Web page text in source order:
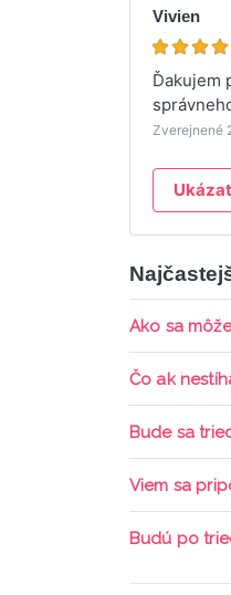
Vivien
Ďakujem
Zverejnené
Ako sa
Čo ak
Každá
Bude sa
Triedy sa
Viem sa
Áno,
Budú po
Áno, po